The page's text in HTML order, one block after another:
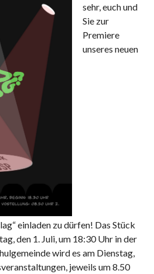
sehr, euch und
Sie zur
Premiere
unseres neuen
einladen zu dürfen! Das Stück
den 1. Juli, um 18:30 Uhr in der
wird es am Dienstag,
jeweils um 8.50